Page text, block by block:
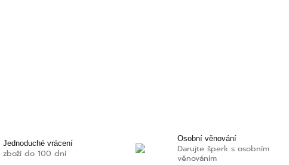
Jednoduché vrácení
zboží do 100 dní
Osobní věnování
Darujte šperk s osobním
věnováním